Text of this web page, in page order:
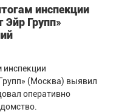
инспекции
Групп»
инспекции
(Москва) выявил
оперативно